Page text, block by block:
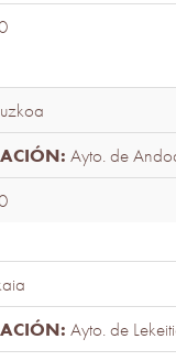
Ayto. de
Ayto. de